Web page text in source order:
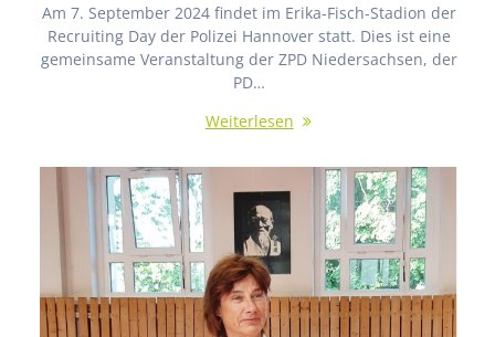
Am 7. September 2024 findet im Erika-Fisch-Stadion der
Recruiting Day der Polizei Hannover statt. Dies ist eine
gemeinsame Veranstaltung der ZPD Niedersachsen, der
PD…
Weiterlesen